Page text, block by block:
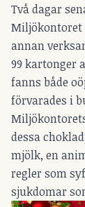
Två dagar
Miljökontoret
annan
99 kartonger
fanns både
förvarades i
dessa
mjölk, en
regler som
sjukdomar